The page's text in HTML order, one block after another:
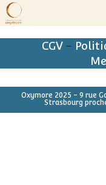
Skip
to
content
CGV -
Oxymore 2025 - 9 rue
Strasbourg